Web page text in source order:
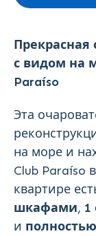
Прекрасная
с видом на
Paraíso
Эта
на море и
Club Paraíso
квартире
шкафами, 1
и